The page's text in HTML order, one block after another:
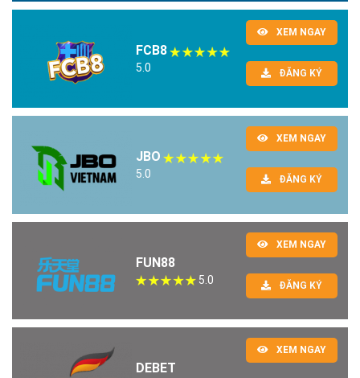
FCB8
5.0
XEM NGAY
ĐĂNG KÝ
JBO
5.0
XEM NGAY
ĐĂNG KÝ
FUN88
5.0
XEM NGAY
ĐĂNG KÝ
DEBET
XEM NGAY